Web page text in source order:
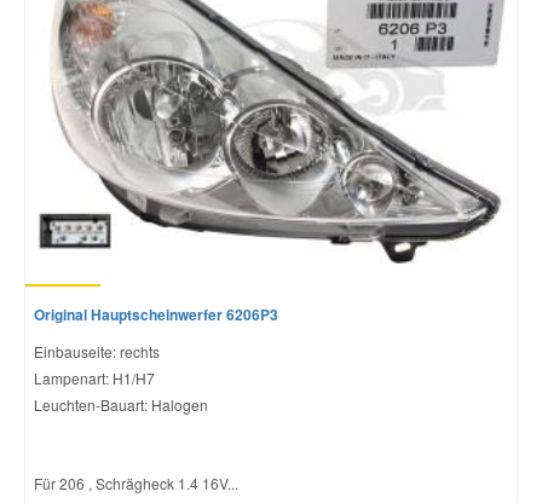
Original Hauptscheinwerfer 6206P3
Einbauseite: rechts
Lampenart: H1/H7
Leuchten-Bauart: Halogen
Für 206 , Schrägheck 1.4 16V...